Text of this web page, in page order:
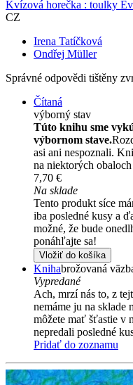
Kvízová horečka : toulky
CZ
Irena Tatíčková
Ondřej Müller
Správné odpovědi tištěny
Čítaná
výborný stav
Túto knihu sme
výbornom stave.
asi ani nespoznali.
na niektorých
7,70 €
Na sklade
Tento produkt síce
iba posledné kusy a
možné, že bude
ponáhľajte sa!
Vložiť do košíka
Knihabrožovaná
Vypredané
Ach, mrzí nás to, z
nemáme ju na
môžete mať šťastie v
nepredali posledné
Pridať do zoznamu